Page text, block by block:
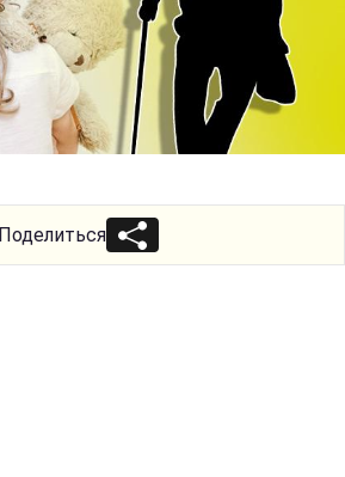
Поделиться